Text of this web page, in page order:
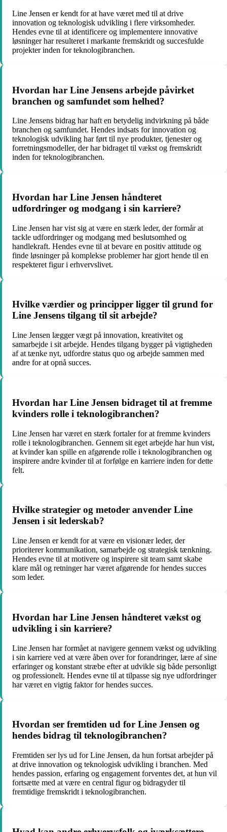
Line Jensen er kendt for at have været med til at drive
innovation og teknologisk udvikling i flere virksomheder.
Hendes evne til at identificere og implementere innovative
løsninger har resulteret i markante fremskridt og succesfulde
projekter inden for teknologibranchen.
Hvordan har Line Jensens arbejde påvirket
branchen og samfundet som helhed?
Line Jensens bidrag har haft en betydelig indvirkning på både
branchen og samfundet. Hendes indsats for innovation og
teknologisk udvikling har ført til nye produkter, tjenester og
forretningsmodeller, der har bidraget til vækst og fremskridt
inden for teknologibranchen.
Hvordan har Line Jensen håndteret
udfordringer og modgang i sin karriere?
Line Jensen har vist sig at være en stærk leder, der formår at
tackle udfordringer og modgang med beslutsomhed og
handlekraft. Hendes evne til at bevare en positiv attitude og
finde løsninger på komplekse problemer har gjort hende til en
respekteret figur i erhvervslivet.
Hvilke værdier og principper ligger til grund for
Line Jensens tilgang til sit arbejde?
Line Jensen lægger vægt på innovation, kreativitet og
samarbejde i sit arbejde. Hendes tilgang bygger på vigtigheden
af at tænke nyt, udfordre status quo og arbejde sammen med
andre for at opnå succes.
Hvordan har Line Jensen bidraget til at fremme
kvinders rolle i teknologibranchen?
Line Jensen har været en stærk fortaler for at fremme kvinders
rolle i teknologibranchen. Gennem sit eget arbejde har hun vist,
at kvinder kan spille en afgørende rolle i teknologibranchen og
inspirere andre kvinder til at forfølge en karriere inden for dette
felt.
Hvilke strategier og metoder anvender Line
Jensen i sit lederskab?
Line Jensen er kendt for at være en visionær leder, der
prioriterer kommunikation, samarbejde og strategisk tænkning.
Hendes evne til at motivere og inspirere sit team samt skabe
klare mål og retninger har været afgørende for hendes succes
som leder.
Hvordan har Line Jensen håndteret vækst og
udvikling i sin karriere?
Line Jensen har formået at navigere gennem vækst og udvikling
i sin karriere ved at være åben over for forandringer, lære af sine
erfaringer og konstant stræbe efter at udvikle sig både personligt
og professionelt. Hendes evne til at tilpasse sig nye udfordringer
har været en vigtig faktor for hendes succes.
Hvordan ser fremtiden ud for Line Jensen og
hendes bidrag til teknologibranchen?
Fremtiden ser lys ud for Line Jensen, da hun fortsat arbejder på
at drive innovation og teknologisk udvikling i branchen. Med
hendes passion, erfaring og engagement forventes det, at hun vil
fortsætte med at være en central figur og bidragyder til
fremtidige fremskridt i teknologibranchen.